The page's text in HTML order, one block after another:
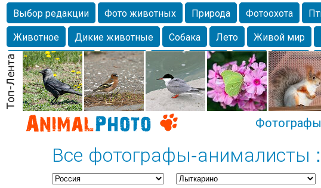
Выбор редакции Фото животных Природа Фотоохота
Животное
Дикие животные Собака Лето Живой мир
Млекопитающие
Красота Озеро Глаза Крым
любимцы
Волгоград Лебедь Город Бабочка Чайка
Спаниель
Фотографы
Все фотографы-анималисты